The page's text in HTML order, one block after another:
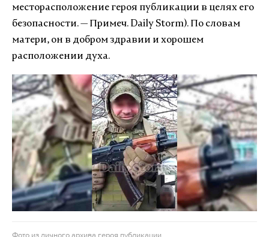
месторасположение героя публикации в целях его
безопасности. — Примеч. Daily Storm). По словам
матери, он в добром здравии и хорошем
расположении духа.
Фото из личного архива героя публикации